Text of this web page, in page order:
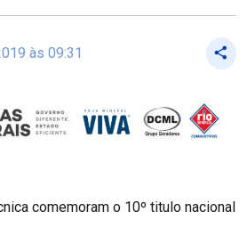
às 09:31
comemoram o 10º titulo nacional